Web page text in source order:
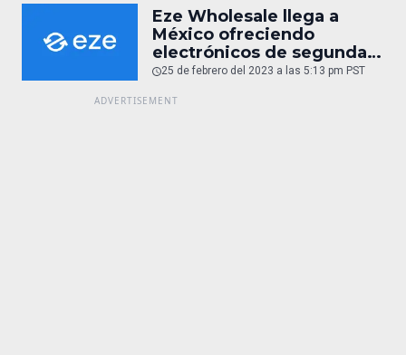
cinematográficas de alta
gama
Eze Wholesale llega a
México ofreciendo
electrónicos de segunda
mano y reacondicionados
25 de febrero del 2023 a las 5:13 pm PST